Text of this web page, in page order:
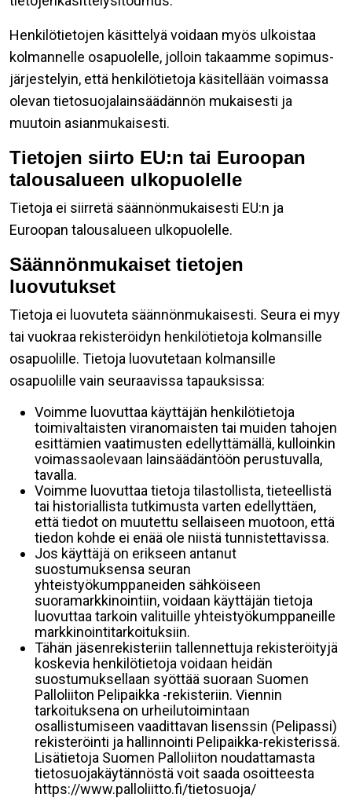
Henkilötietojen käsittelyä voidaan myös ulkoistaa
kolmannelle osapuolelle, jolloin takaamme sopimus-
järjestelyin, että henkilötietoja käsitellään voimassa
olevan tietosuojalainsäädännön mukaisesti ja
muutoin asianmukaisesti.
Tietojen siirto EU:n tai Euroopan
talousalueen ulkopuolelle
Tietoja ei siirretä säännönmukaisesti EU:n ja
Euroopan talousalueen ulkopuolelle.
Säännönmukaiset tietojen
luovutukset
Tietoja ei luovuteta säännönmukaisesti. Seura ei myy
tai vuokraa rekisteröidyn henkilötietoja kolmansille
osapuolille. Tietoja luovutetaan kolmansille
osapuolille vain seuraavissa tapauksissa:
Voimme luovuttaa käyttäjän henkilötietoja
toimivaltaisten viranomaisten tai muiden tahojen
esittämien vaatimusten edellyttämällä, kulloinkin
voimassaolevaan lainsäädäntöön perustuvalla,
tavalla.
Voimme luovuttaa tietoja tilastollista, tieteellistä
tai historiallista tutkimusta varten edellyttäen,
että tiedot on muutettu sellaiseen muotoon, että
tiedon kohde ei enää ole niistä tunnistettavissa.
Jos käyttäjä on erikseen antanut
suostumuksensa seuran
yhteistyökumppaneiden sähköiseen
suoramarkkinointiin, voidaan käyttäjän tietoja
luovuttaa tarkoin valituille yhteistyökumppaneille
markkinointitarkoituksiin.
Tähän jäsenrekisteriin tallennettuja rekisteröityjä
koskevia henkilötietoja voidaan heidän
suostumuksellaan syöttää suoraan Suomen
Palloliiton Pelipaikka -rekisteriin. Viennin
tarkoituksena on urheilutoimintaan
osallistumiseen vaadittavan lisenssin (Pelipassi)
rekisteröinti ja hallinnointi Pelipaikka-rekisterissä.
Lisätietoja Suomen Palloliiton noudattamasta
tietosuojakäytännöstä voit saada osoitteesta
https://www.palloliitto.fi/tietosuoja/